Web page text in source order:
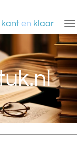
kant en klaar
» Paard